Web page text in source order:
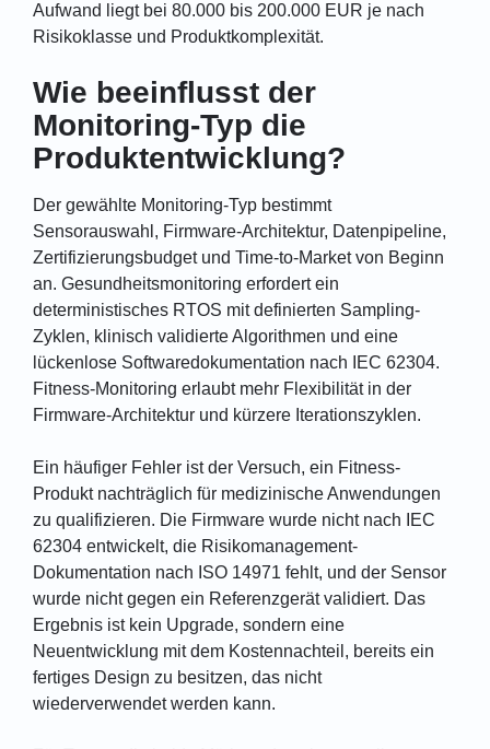
Aufwand liegt bei 80.000 bis 200.000 EUR je nach
Risikoklasse und Produktkomplexität.
Wie beeinflusst der
Monitoring-Typ die
Produktentwicklung?
Der gewählte Monitoring-Typ bestimmt
Sensorauswahl, Firmware-Architektur, Datenpipeline,
Zertifizierungsbudget und Time-to-Market von Beginn
an. Gesundheitsmonitoring erfordert ein
deterministisches RTOS mit definierten Sampling-
Zyklen, klinisch validierte Algorithmen und eine
lückenlose Softwaredokumentation nach IEC 62304.
Fitness-Monitoring erlaubt mehr Flexibilität in der
Firmware-Architektur und kürzere Iterationszyklen.
Ein häufiger Fehler ist der Versuch, ein Fitness-
Produkt nachträglich für medizinische Anwendungen
zu qualifizieren. Die Firmware wurde nicht nach IEC
62304 entwickelt, die Risikomanagement-
Dokumentation nach ISO 14971 fehlt, und der Sensor
wurde nicht gegen ein Referenzgerät validiert. Das
Ergebnis ist kein Upgrade, sondern eine
Neuentwicklung mit dem Kostennachteil, bereits ein
fertiges Design zu besitzen, das nicht
wiederverwendet werden kann.